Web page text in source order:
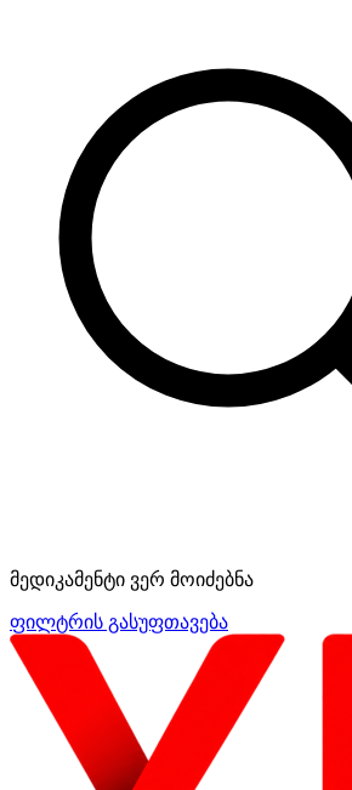
მედიკამენტი ვერ მოიძებნა
ფილტრის გასუფთავება